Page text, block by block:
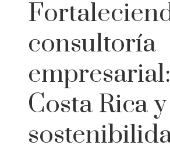
consultoría
Costa Rica